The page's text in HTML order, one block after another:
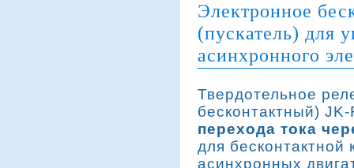
Электронное
(пускатель) для
асинхронного
Твердотельное
бесконтактный)
перехода тока
для
асинхронных